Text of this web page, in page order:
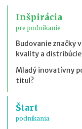
Inšpirácia
pre podnikanie
Budovanie značky
kvality a
Mladý inovatívny
titul?
Štart
podnikania